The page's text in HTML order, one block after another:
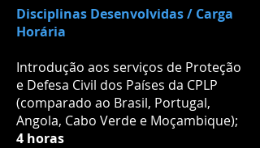
Disciplinas Desenvolvidas / Carga
Horária
Introdução aos serviços de Proteção
e Defesa Civil dos Países da CPLP
(comparado ao Brasil, Portugal,
Angola, Cabo Verde e Moçambique);
4 horas